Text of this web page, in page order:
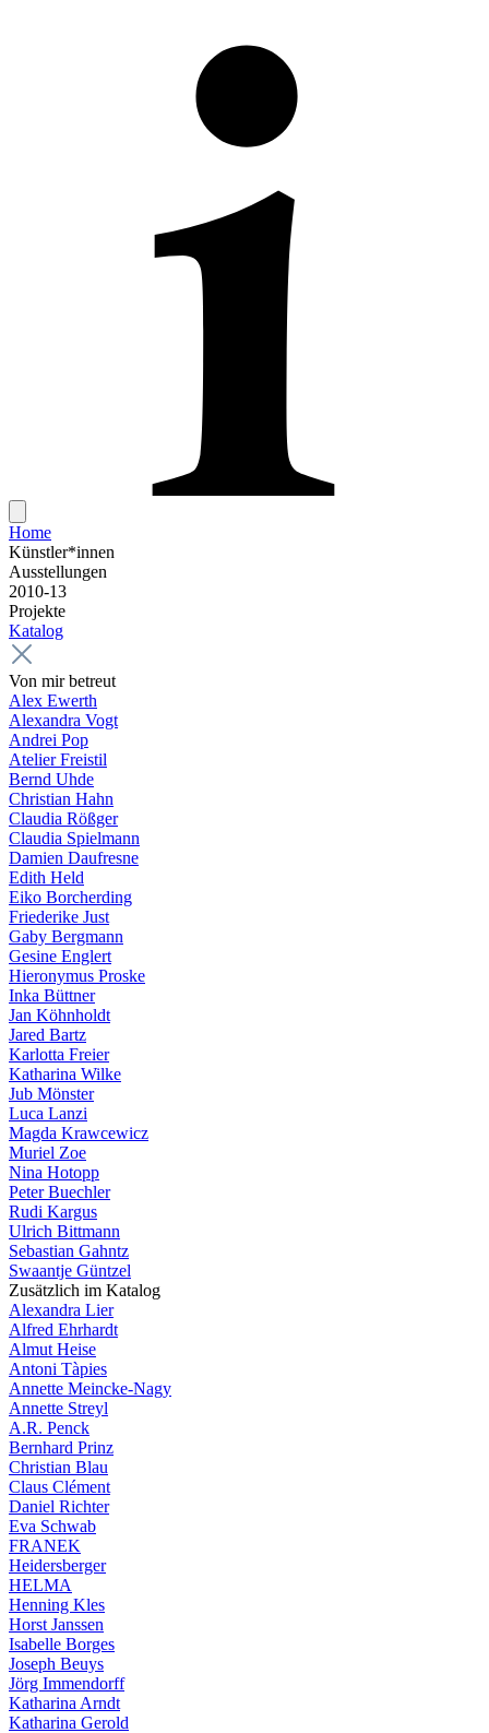
Home
Künstler*innen
Ausstellungen
2010-13
Projekte
Katalog
Von mir betreut
Alex Ewerth
Alexandra Vogt
Andrei Pop
Atelier Freistil
Bernd Uhde
Christian Hahn
Claudia Rößger
Claudia Spielmann
Damien Daufresne
Edith Held
Eiko Borcherding
Friederike Just
Gaby Bergmann
Gesine Englert
Hieronymus Proske
Inka Büttner
Jan Köhnholdt
Jared Bartz
Karlotta Freier
Katharina Wilke
Jub Mönster
Luca Lanzi
Magda Krawcewicz
Muriel Zoe
Nina Hotopp
Peter Buechler
Rudi Kargus
Ulrich Bittmann
Sebastian Gahntz
Swaantje Güntzel
Zusätzlich im Katalog
Alexandra Lier
Alfred Ehrhardt
Almut Heise
Antoni Tàpies
Annette Meincke-Nagy
Annette Streyl
A.R. Penck
Bernhard Prinz
Christian Blau
Claus Clément
Daniel Richter
Eva Schwab
FRANEK
Heidersberger
HELMA
Henning Kles
Horst Janssen
Isabelle Borges
Joseph Beuys
Jörg Immendorff
Katharina Arndt
Katharina Gerold